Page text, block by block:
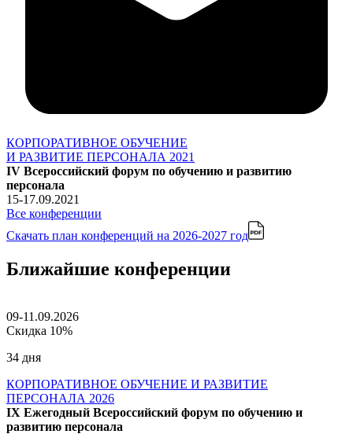
КОРПОРАТИВНОЕ ОБУЧЕНИЕ
И РАЗВИТИЕ ПЕРСОНАЛА 2021
IV Всероссийский форум по обучению и развитию
персонала
15-17.09.2021
Все конференции
Скачать план конференций на 2026-2027 год
Ближайшие конференции
09-11.09.2026
Скидка 10%
34 дня
КОРПОРАТИВНОЕ ОБУЧЕНИЕ И РАЗВИТИЕ
ПЕРСОНАЛА 2026
IX Ежегодный Всероссийский форум по обучению и
развитию персонала